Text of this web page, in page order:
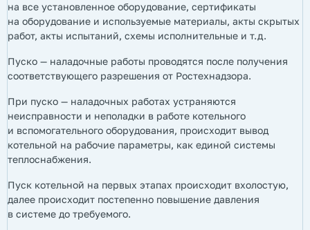
на все установленное оборудование, сертификаты
на оборудование и используемые материалы, акты скрытых
работ, акты испытаний, схемы исполнительные и т.д.
Пуско — наладочные работы проводятся после получения
соответствующего разрешения от Ростехнадзора.
При пуско — наладочных работах устраняются
неисправности и неполадки в работе котельного
и вспомогательного оборудования, происходит вывод
котельной на рабочие параметры, как единой системы
теплоснабжения.
Пуск котельной на первых этапах происходит вхолостую,
далее происходит постепенно повышение давления
в системе до требуемого.